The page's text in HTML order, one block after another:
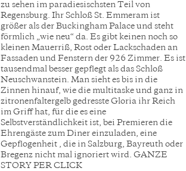
zu sehen im paradiesischsten Teil von
Regensburg. Ihr Schloß St. Emmeram ist
größer als der Buckingham Palace und steht
förmlich „wie neu“ da. Es gibt keinen noch so
kleinen Mauerriß, Rost oder Lackschaden an
Fassaden und Fenstern der 926 Zimmer. Es ist
tausendmal besser gepflegt als das Schloß
Neuschwanstein. Man sieht es bis in die
Zinnen hinauf, wie die multitaske und ganz in
zitronenfaltergelb gedresste Gloria ihr Reich
im Griff hat, für die es eine
Selbstverständlichkeit ist, bei Premieren die
Ehrengäste zum Diner einzuladen, eine
Gepflogenheit , die in Salzburg, Bayreuth oder
Bregenz nicht mal ignoriert wird. GANZE
STORY PER CLICK